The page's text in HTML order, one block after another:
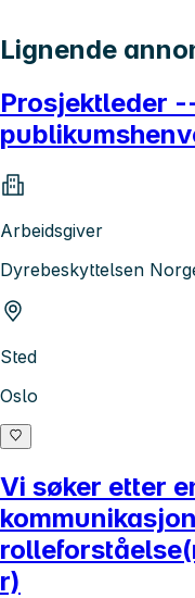
Lignende
Prosjektleder
Arbeidsgiver
Dyrebeskyttelsen
Sted
Oslo
Vi søker etter
r)